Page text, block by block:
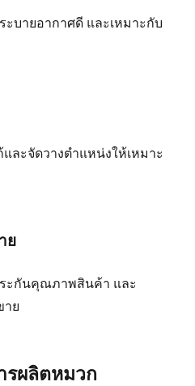
บายอากาศดี และเหมาะกับ
ละจัดวางตำแหน่งให้เหมาะ
ย
ะกันคุณภาพสินค้า และ
ย
รผลิตหมวก